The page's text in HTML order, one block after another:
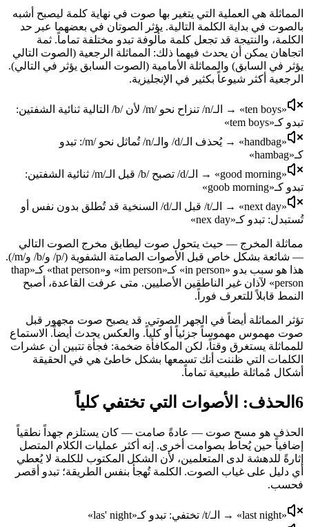
المماثلة هي العملية التي يتغير بها صوت في نهاية كلمة ليصبح أشبه
بالصوت في بداية الكلمة التالية. يؤثر الصوتان في بعضهما عبر حد
الكلمة، والنتيجة قد تجعل كلمة مألوفة تبدو مختلفة تماماً. ثمة
اتجاهان يمكن أن يحدث فيهما ذلك: المماثلة الرجعية (الصوت التالي
يؤثر في السابق) والمماثلة الأمامية (الصوت السابق يؤثر في التالي).
الرجعية أكثر شيوعاً بكثير في الإنجليزية.
«ten boys» → الـ/n/ تنزاح نحو /m/ لأن /b/ التالية ثنائية الشفتين:
تبدو كـ«tem boys»
«handbag» → يُحذف الـ/d/ والـ/n/ تُماثل نحو /m/: تبدو
كـ«hambag»
«good morning» → الـ/d/ تصبح /b/ قبل الـ/m/ ثنائية الشفتين:
تبدو كـ«goob morning»
«next day» → الـ/t/ قبل الـ/d/ السنخية قد تُطلق بدون نفس أو
تُستبدل: تبدو كـ«nex day»
مماثلة المخرج — حيث يتحول صوت ليطابق مخرج الصوت التالي
— شائعة بشكل خاص قبل الأصوات الصامتة الشفوية (/p/ و/b/ و/m/).
هذا هو سبب بدو «in person» كـ«im person» و«that person» كـ«thap
person» لآذان غير الناطقين الأصليين. متى عرفت القاعدة، أصبح
النمط قابلاً للتعرف فوراً.
تؤثر المماثلة أيضاً في الجهر الصوتي. قد يصبح صوت مجهور قبل
صوت مهموس مهموساً جزئياً أو كلياً. والعكس يحدث أيضاً. الاستماع
للمماثلة يستغرق وقتاً، لكن المكافأة ضخمة: فجأة تتبين أن عشرات
الكلمات التي ظننت أنك تسمعها بشكل خاطئ هي في الحقيقة
أشكال مُماثلة طبيعية تماماً.
6 الحذف: الأصوات التي تختفي كلياً
الحذف هو مسح صوت — عادةً صامت — كان يستلزم جهداً نطقياً
إضافياً حين يُحاط بصوامت أخرى. إنه أكثر عمليات الكلام المتصل
إثارةً للدهشة لدى المتعلمين، لأن الشكل المكتوب للكلمة لا يُعطي
أي دليل على غياب الصوت. الكلمة تُهجأ بنفس الطريقة؛ تبدو أقصر
فحسب.
«last night» → الـ/t/ تختفي: تبدو كـ«las' night»